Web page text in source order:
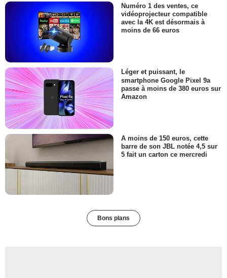
Numéro 1 des ventes, ce
vidéoprojecteur compatible
avec la 4K est désormais à
moins de 66 euros
Léger et puissant, le
smartphone Google Pixel 9a
passe à moins de 380 euros sur
Amazon
A moins de 150 euros, cette
barre de son JBL notée 4,5 sur
5 fait un carton ce mercredi
Bons plans